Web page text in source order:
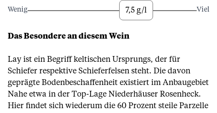
Wenig 7,5 g/l Viel
Das Besondere an diesem Wein
Lay ist ein Begriff keltischen Ursprungs, der für
Schiefer respektive Schieferfelsen steht. Die davon
geprägte Bodenbeschaffenheit existiert im Anbaugebiet
Nahe etwa in der Top-Lage Niederhäuser Rosenheck.
Hier findet sich wiederum die 60 Prozent steile Parzelle